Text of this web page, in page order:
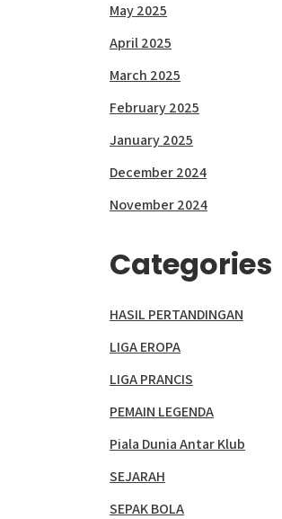
May 2025
April 2025
March 2025
February 2025
January 2025
December 2024
November 2024
Categories
HASIL PERTANDINGAN
LIGA EROPA
LIGA PRANCIS
PEMAIN LEGENDA
Piala Dunia Antar Klub
SEJARAH
SEPAK BOLA